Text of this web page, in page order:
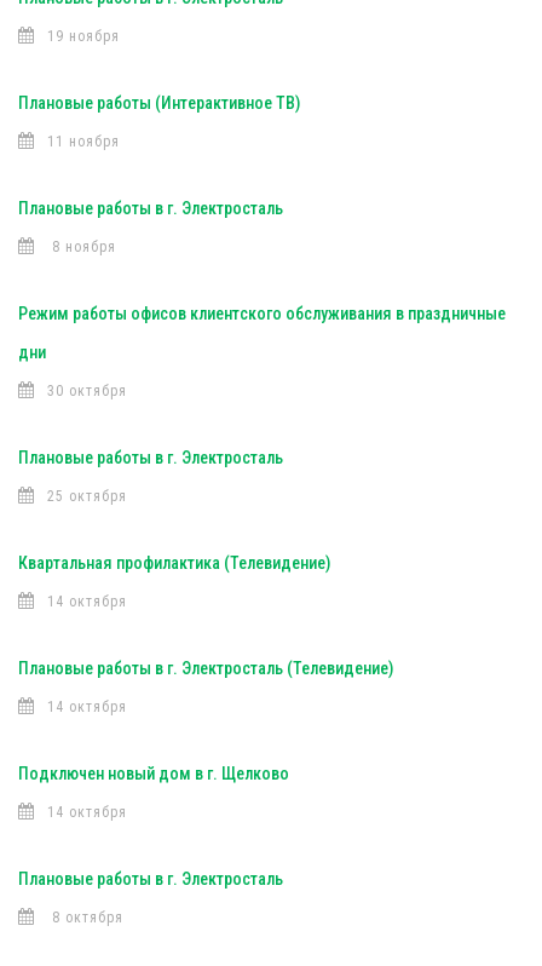
19 ноября
Плановые работы (Интерактивное ТВ)
11 ноября
Плановые работы в г. Электросталь
8 ноября
Режим работы офисов клиентского обслуживания в праздничные
дни
30 октября
Плановые работы в г. Электросталь
25 октября
Квартальная профилактика (Телевидение)
14 октября
Плановые работы в г. Электросталь (Телевидение)
14 октября
Подключен новый дом в г. Щелково
14 октября
Плановые работы в г. Электросталь
8 октября